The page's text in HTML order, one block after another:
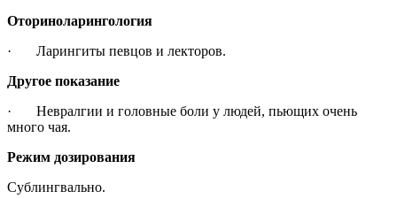
Оториноларингология
· Ларингиты певцов и лекторов.
Другое показание
· Невралгии и головные боли у людей, пьющих очень
много чая.
Режим дозирования
Сублингвально.